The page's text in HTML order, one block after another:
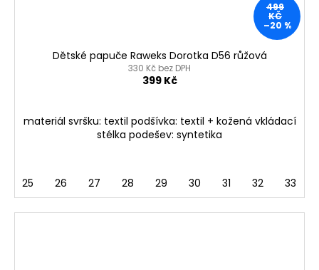
499
KČ
–20 %
Dětské papuče Raweks Dorotka D56 růžová
330 Kč bez DPH
399 Kč
materiál svršku: textil podšívka: textil + kožená vkládací
stélka podešev: syntetika
25 26 27 28 29 30 31 32 33